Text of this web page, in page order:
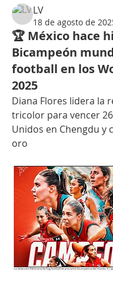
LV
18 de agosto de
🏆 México hace
Bicampeón
football en los
2025
Diana Flores lidera la
tricolor para vencer
Unidos en Chengdu y
oro